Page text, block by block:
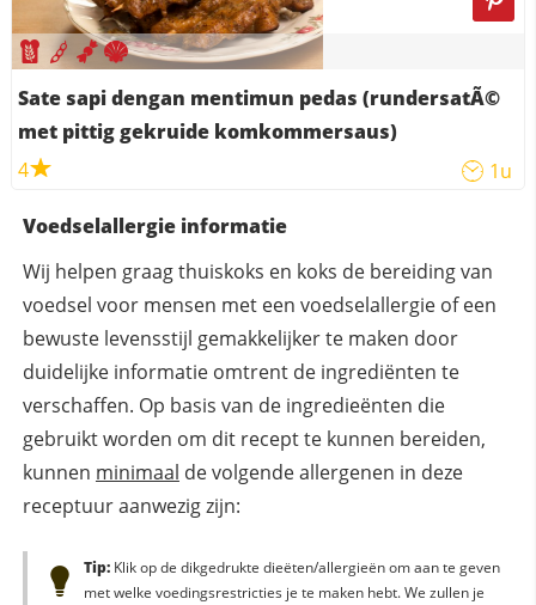
Sate sapi dengan mentimun pedas (rundersatÃ©
met pittig gekruide komkommersaus)
4
1u
Voedselallergie informatie
Wij helpen graag thuiskoks en koks de bereiding van
voedsel voor mensen met een voedselallergie of een
bewuste levensstijl gemakkelijker te maken door
duidelijke informatie omtrent de ingrediënten te
verschaffen. Op basis van de ingredieënten die
gebruikt worden om dit recept te kunnen bereiden,
kunnen minimaal de volgende allergenen in deze
receptuur aanwezig zijn:
Tip:Klik op de dikgedrukte dieëten/allergieën om aan te geven
met welke voedingsrestricties je te maken hebt. We zullen je